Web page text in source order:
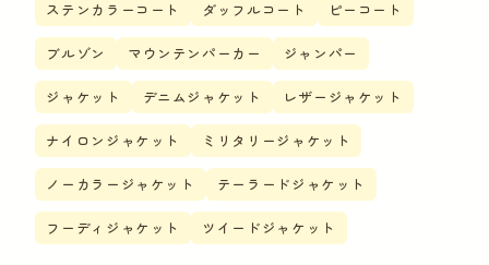
ステンカラーコート ダッフルコート ピーコート
ブルゾン マウンテンパーカー ジャンパー
ジャケット デニムジャケット レザージャケット
ナイロンジャケット ミリタリージャケット
ノーカラージャケット テーラードジャケット
フーディジャケット ツイードジャケット